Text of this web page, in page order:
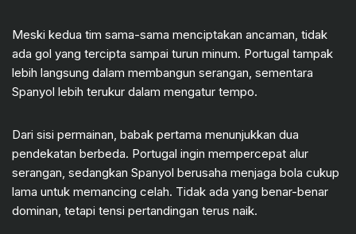
Meski kedua tim sama-sama menciptakan ancaman, tidak
ada gol yang tercipta sampai turun minum. Portugal tampak
lebih langsung dalam membangun serangan, sementara
Spanyol lebih terukur dalam mengatur tempo.
Dari sisi permainan, babak pertama menunjukkan dua
pendekatan berbeda. Portugal ingin mempercepat alur
serangan, sedangkan Spanyol berusaha menjaga bola cukup
lama untuk memancing celah. Tidak ada yang benar-benar
dominan, tetapi tensi pertandingan terus naik.